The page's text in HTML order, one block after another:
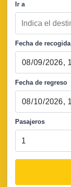
Ir a
Fecha de recogida
Fecha de regreso
Pasajeros